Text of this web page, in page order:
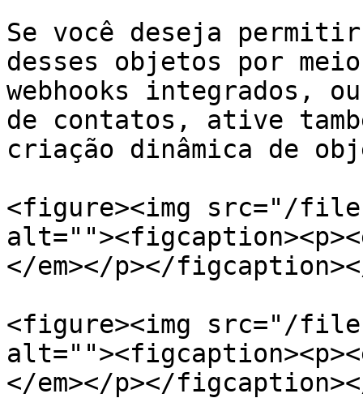
Se você deseja
desses objetos por
webhooks integrados,
de contatos, ative
criação dinâmica de
<figure><img src="/files/
</em></p></
<figure><img src="/files/
</em></p></